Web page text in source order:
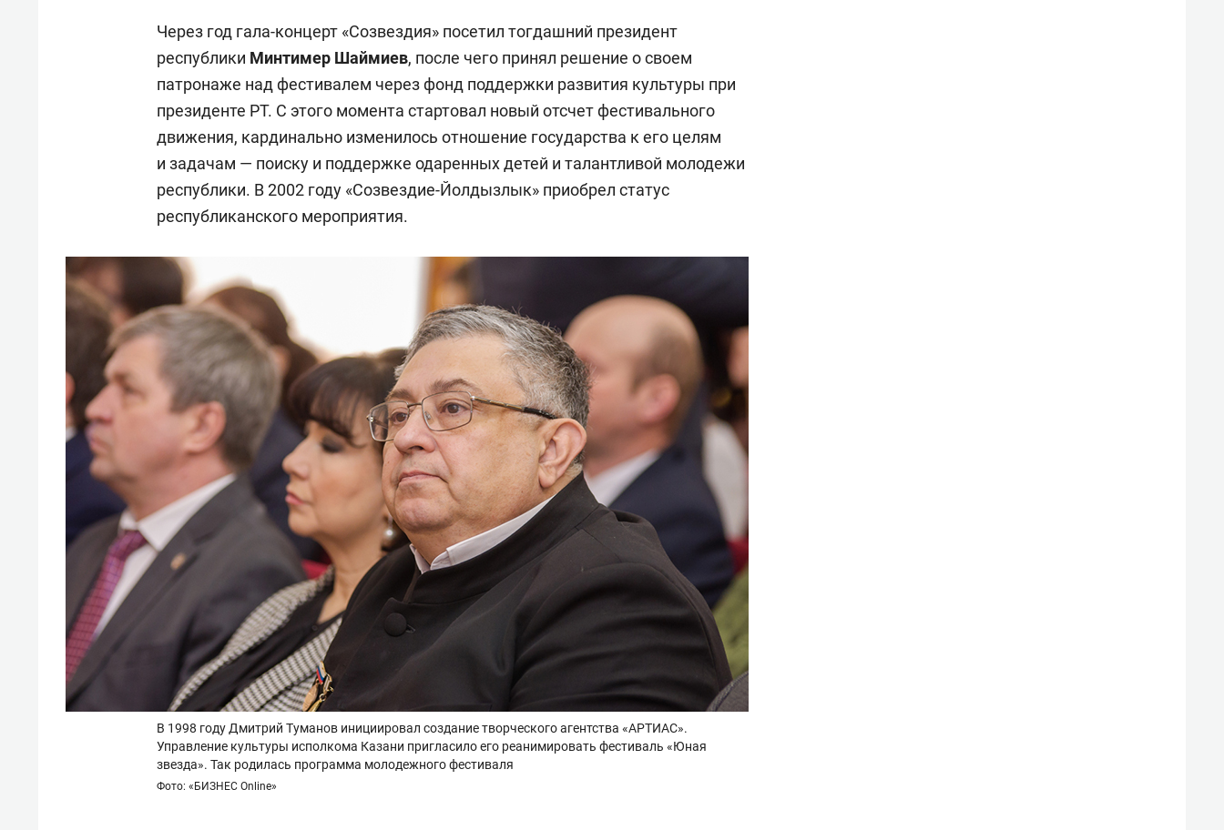
Через год гала-концерт «Созвездия» посетил тогдашний президент
республики Минтимер Шаймиев, после чего принял решение о своем
патронаже над фестивалем через фонд поддержки развития культуры при
президенте РТ. С этого момента стартовал новый отсчет фестивального
движения, кардинально изменилось отношение государства к его целям
и задачам — поиску и поддержке одаренных детей и талантливой молодежи
республики. В 2002 году «Созвездие-Йолдызлык» приобрел статус
республиканского мероприятия.
В 1998 году Дмитрий Туманов инициировал создание творческого агентства «АРТИАС».
Управление культуры исполкома Казани пригласило его реанимировать фестиваль «Юная
звезда». Так родилась программа молодежного фестиваля
Фото: «БИЗНЕС Online»